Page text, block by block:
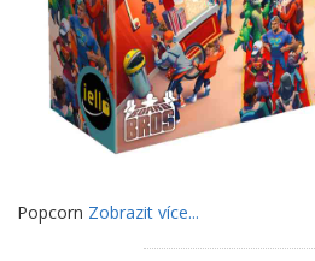
Popcorn Zobrazit více...